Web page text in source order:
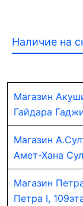
Наличие на
Магазин
Гайдара
Магазин
Амет-Хана
Магазин
Петра I,